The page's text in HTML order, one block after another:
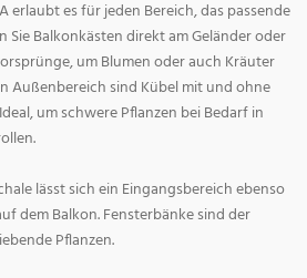
erlaubt es für jeden Bereich, das passende
Sie Balkonkästen direkt am Geländer oder
um Blumen oder auch Kräuter
Außenbereich sind Kübel mit und ohne
um schwere Pflanzen bei Bedarf in
lässt sich ein Eingangsbereich ebenso
dem Balkon. Fensterbänke sind der
Pflanzen.